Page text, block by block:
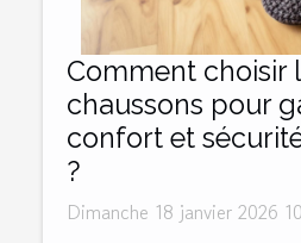
Comment choisir
chaussons pour
confort et
?
Dimanche 18 janvier 2026